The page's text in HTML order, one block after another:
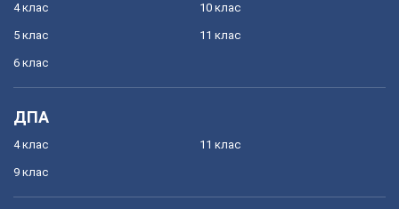
4 клас
5 клас
6 клас
10 клас
11 клас
ДПА
4 клас
9 клас
11 клас